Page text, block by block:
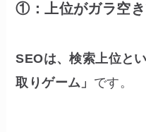
①：上位がガラ空
SEOは、検索上位と
取りゲーム」 です。